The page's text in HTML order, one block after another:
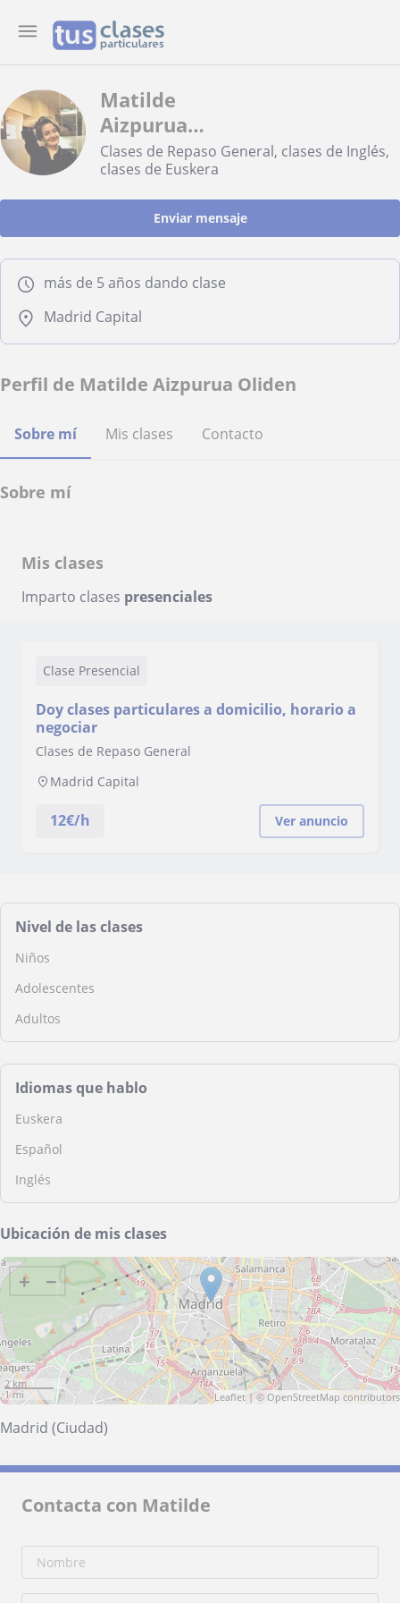
Matilde
Aizpurua
Oliden
Clases de Repaso General, clases de Inglés,
clases de Euskera
Enviar mensaje
más de 5 años dando clase
Madrid Capital
Perfil de Matilde Aizpurua Oliden
Sobre mí Mis clases Contacto
Sobre mí
Mis clases
Imparto clases presenciales
Clase Presencial
Doy clases particulares a domicilio, horario a
negociar
Clases de Repaso General
Madrid Capital
12€/h Ver anuncio
Nivel de las clases
Niños
Adolescentes
Adultos
Idiomas que hablo
Euskera
Español
Inglés
Ubicación de mis clases
+ −
2 km
1 mi
Leaflet | © OpenStreetMap contributors
Madrid (Ciudad)
Contacta con Matilde